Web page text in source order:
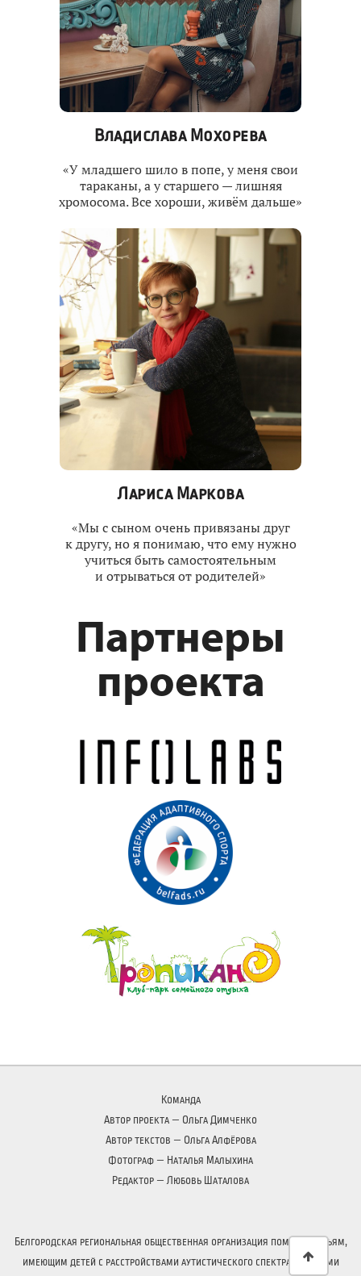
Владислава Мохорева
«У младшего шило в попе, у меня свои
тараканы, а у старшего — лишняя
хромосома. Все хороши, живём дальше»
Лариса Маркова
«Мы с сыном очень привязаны друг
к другу, но я понимаю, что ему нужно
учиться быть самостоятельным
и отрываться от родителей»
Партнеры
проекта
Команда
Автор проекта — Ольга Димченко
Автор текстов — Ольга Алфёрова
Фотограф — Наталья Малыхина
Редактор —Любовь Шаталова
Белгородская региональная общественная организация помощи семьям,
имеющим детей с расстройствами аутистического спектра и другими